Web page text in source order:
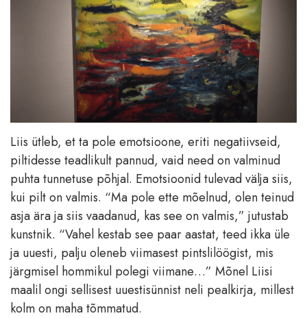
Liis ütleb, et ta pole emotsioone, eriti negatiivseid,
piltidesse teadlikult pannud, vaid need on valminud
puhta tunnetuse põhjal. Emotsioonid tulevad välja siis,
kui pilt on valmis. “Ma pole ette mõelnud, olen teinud
asja ära ja siis vaadanud, kas see on valmis,” jutustab
kunstnik. “Vahel kestab see paar aastat, teed ikka üle
ja uuesti, palju oleneb viimasest pintslilöögist, mis
järgmisel hommikul polegi viimane…” Mõnel Liisi
maalil ongi sellisest uuestisünnist neli pealkirja, millest
kolm on maha tõmmatud.